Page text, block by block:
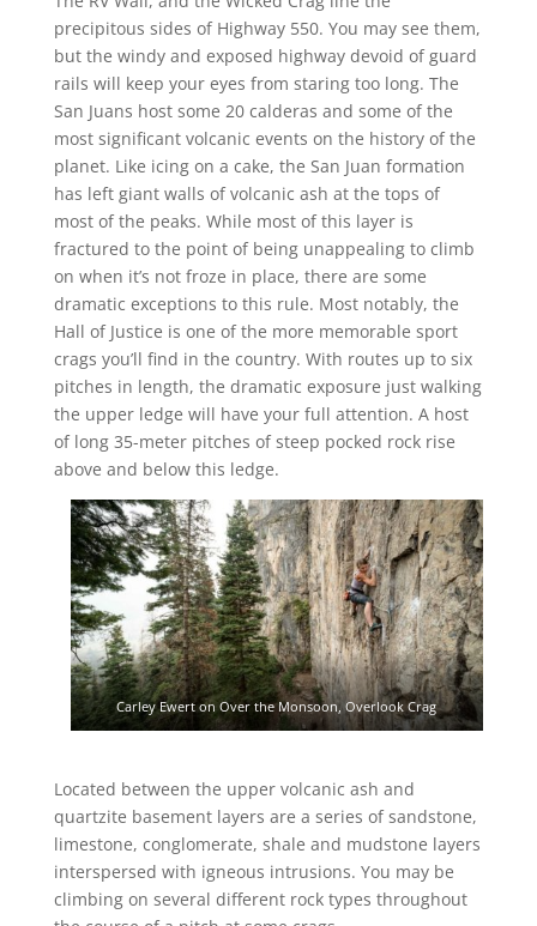
precipitous sides of Highway 550. You may see them,
but the windy and exposed highway devoid of guard
rails will keep your eyes from staring too long. The
San Juans host some 20 calderas and some of the
most significant volcanic events on the history of the
planet. Like icing on a cake, the San Juan formation
has left giant walls of volcanic ash at the tops of
most of the peaks. While most of this layer is
fractured to the point of being unappealing to climb
on when it’s not froze in place, there are some
dramatic exceptions to this rule. Most notably, the
Hall of Justice is one of the more memorable sport
crags you’ll find in the country. With routes up to six
pitches in length, the dramatic exposure just walking
the upper ledge will have your full attention. A host
of long 35-meter pitches of steep pocked rock rise
above and below this ledge.
Carley Ewert on Over the Monsoon, Overlook Crag
Located between the upper volcanic ash and
quartzite basement layers are a series of sandstone,
limestone, conglomerate, shale and mudstone layers
interspersed with igneous intrusions. You may be
climbing on several different rock types throughout